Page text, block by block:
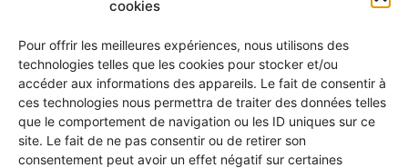
cookies
Pour offrir les meilleures expériences, nous utilisons des
technologies telles que les cookies pour stocker et/ou
accéder aux informations des appareils. Le fait de consentir à
ces technologies nous permettra de traiter des données telles
que le comportement de navigation ou les ID uniques sur ce
site. Le fait de ne pas consentir ou de retirer son
consentement peut avoir un effet négatif sur certaines